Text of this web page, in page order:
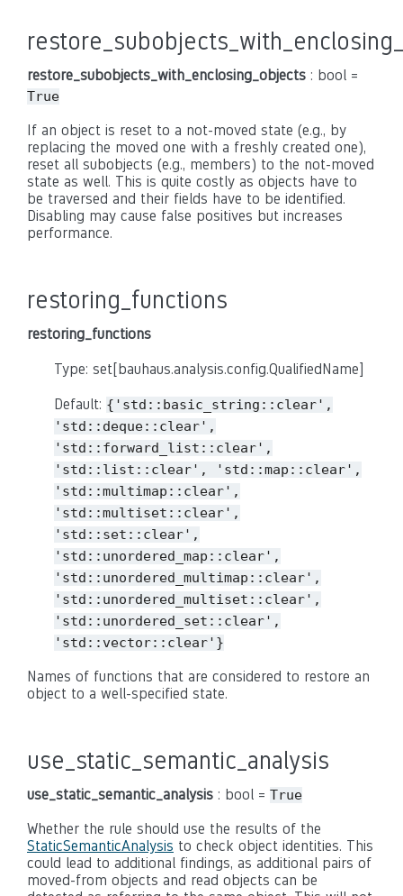
restore_subobjects_with_enclosing_objects : bool =
True
If an object is reset to a not-moved state (e.g., by
replacing the moved one with a freshly created one),
reset all subobjects (e.g., members) to the not-moved
state as well. This is quite costly as objects have to
be traversed and their fields have to be identified.
Disabling may cause false positives but increases
performance.
restoring_functions
restoring_functions
Type: set[bauhaus.analysis.config.QualifiedName]
Default: {'std::basic_string::clear',
'std::deque::clear',
'std::forward_list::clear',
'std::list::clear',
'std::map::clear',
'std::multimap::clear',
'std::multiset::clear',
'std::set::clear',
'std::unordered_map::clear',
'std::unordered_multimap::clear',
'std::unordered_multiset::clear',
'std::unordered_set::clear',
'std::vector::clear'}
Names of functions that are considered to restore an
object to a well-specified state.
use_static_semantic_analysis
use_static_semantic_analysis : bool = True
Whether the rule should use the results of the
StaticSemanticAnalysis to check object identities. This
could lead to additional findings, as additional pairs of
moved-from objects and read objects can be